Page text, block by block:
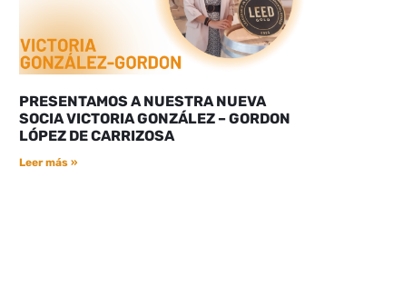
PRESENTAMOS A NUESTRA NUEVA
SOCIA VICTORIA GONZÁLEZ – GORDON
LÓPEZ DE CARRIZOSA
Leer más »